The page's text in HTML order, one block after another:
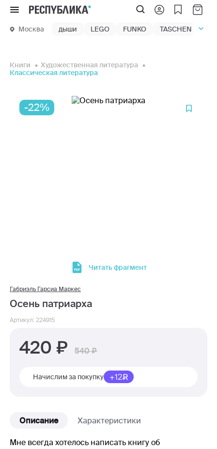
Меню
Москва дыши LEGO FUNKO TASCHEN
Книги
Художественная литература
Классическая литература
-22%
Читать фрагмент
Габриэль Гарсиа Маркес
Осень патриарха
Артикул: 224915
420 540
Начислим за покупку +12
Описание Характеристики
Мне всегда хотелось написать книгу об